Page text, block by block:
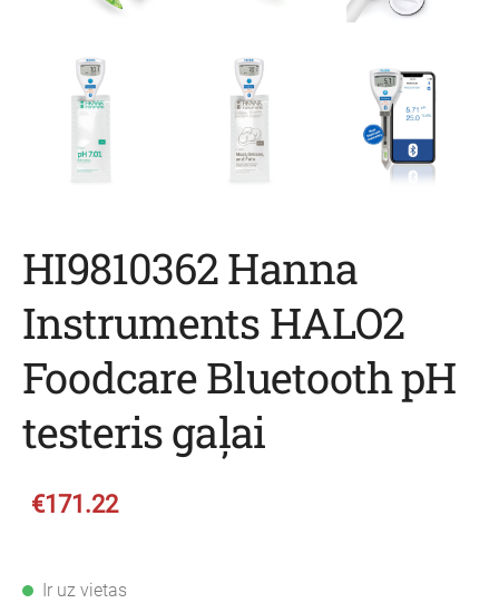
HI9810362 Hanna
Instruments HALO2
Foodcare Bluetooth pH
testeris gaļai
€171.22
Ir uz vietas